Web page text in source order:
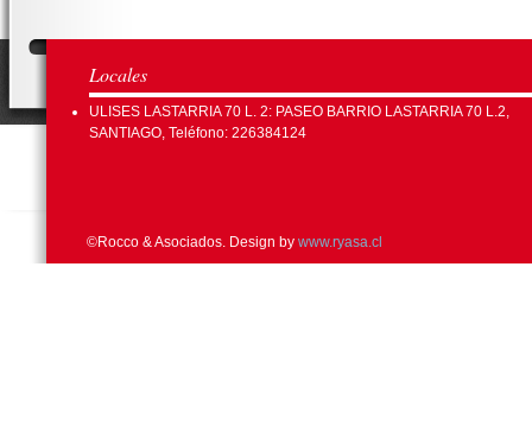
Locales
ULISES LASTARRIA 70 L. 2: PASEO BARRIO LASTARRIA 70 L.2,
SANTIAGO, Teléfono: 226384124
©Rocco & Asociados. Design by www.ryasa.cl